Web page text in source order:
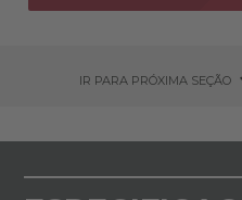
IR PARA PRÓXIMA SEÇÃO